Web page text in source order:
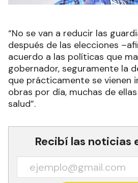
“No se van a reducir las
después de las elecciones
acuerdo a las políticas que
gobernador, seguramente la
que prácticamente se vienen
obras por día, muchas de
salud”.
Recibí las noticias